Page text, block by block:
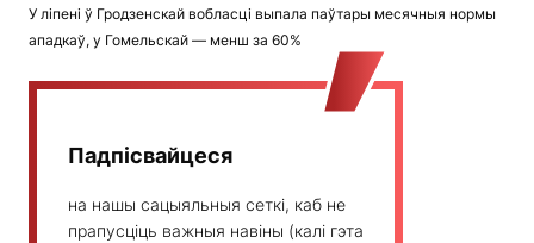
У ліпені ў Гродзенскай вобласці выпала паўтары месячныя нормы
ападкаў, у Гомельскай — менш за 60%
Падпісвайцеся
на нашы сацыяльныя сеткі, каб не
прапусціць важныя навіны (калі гэта